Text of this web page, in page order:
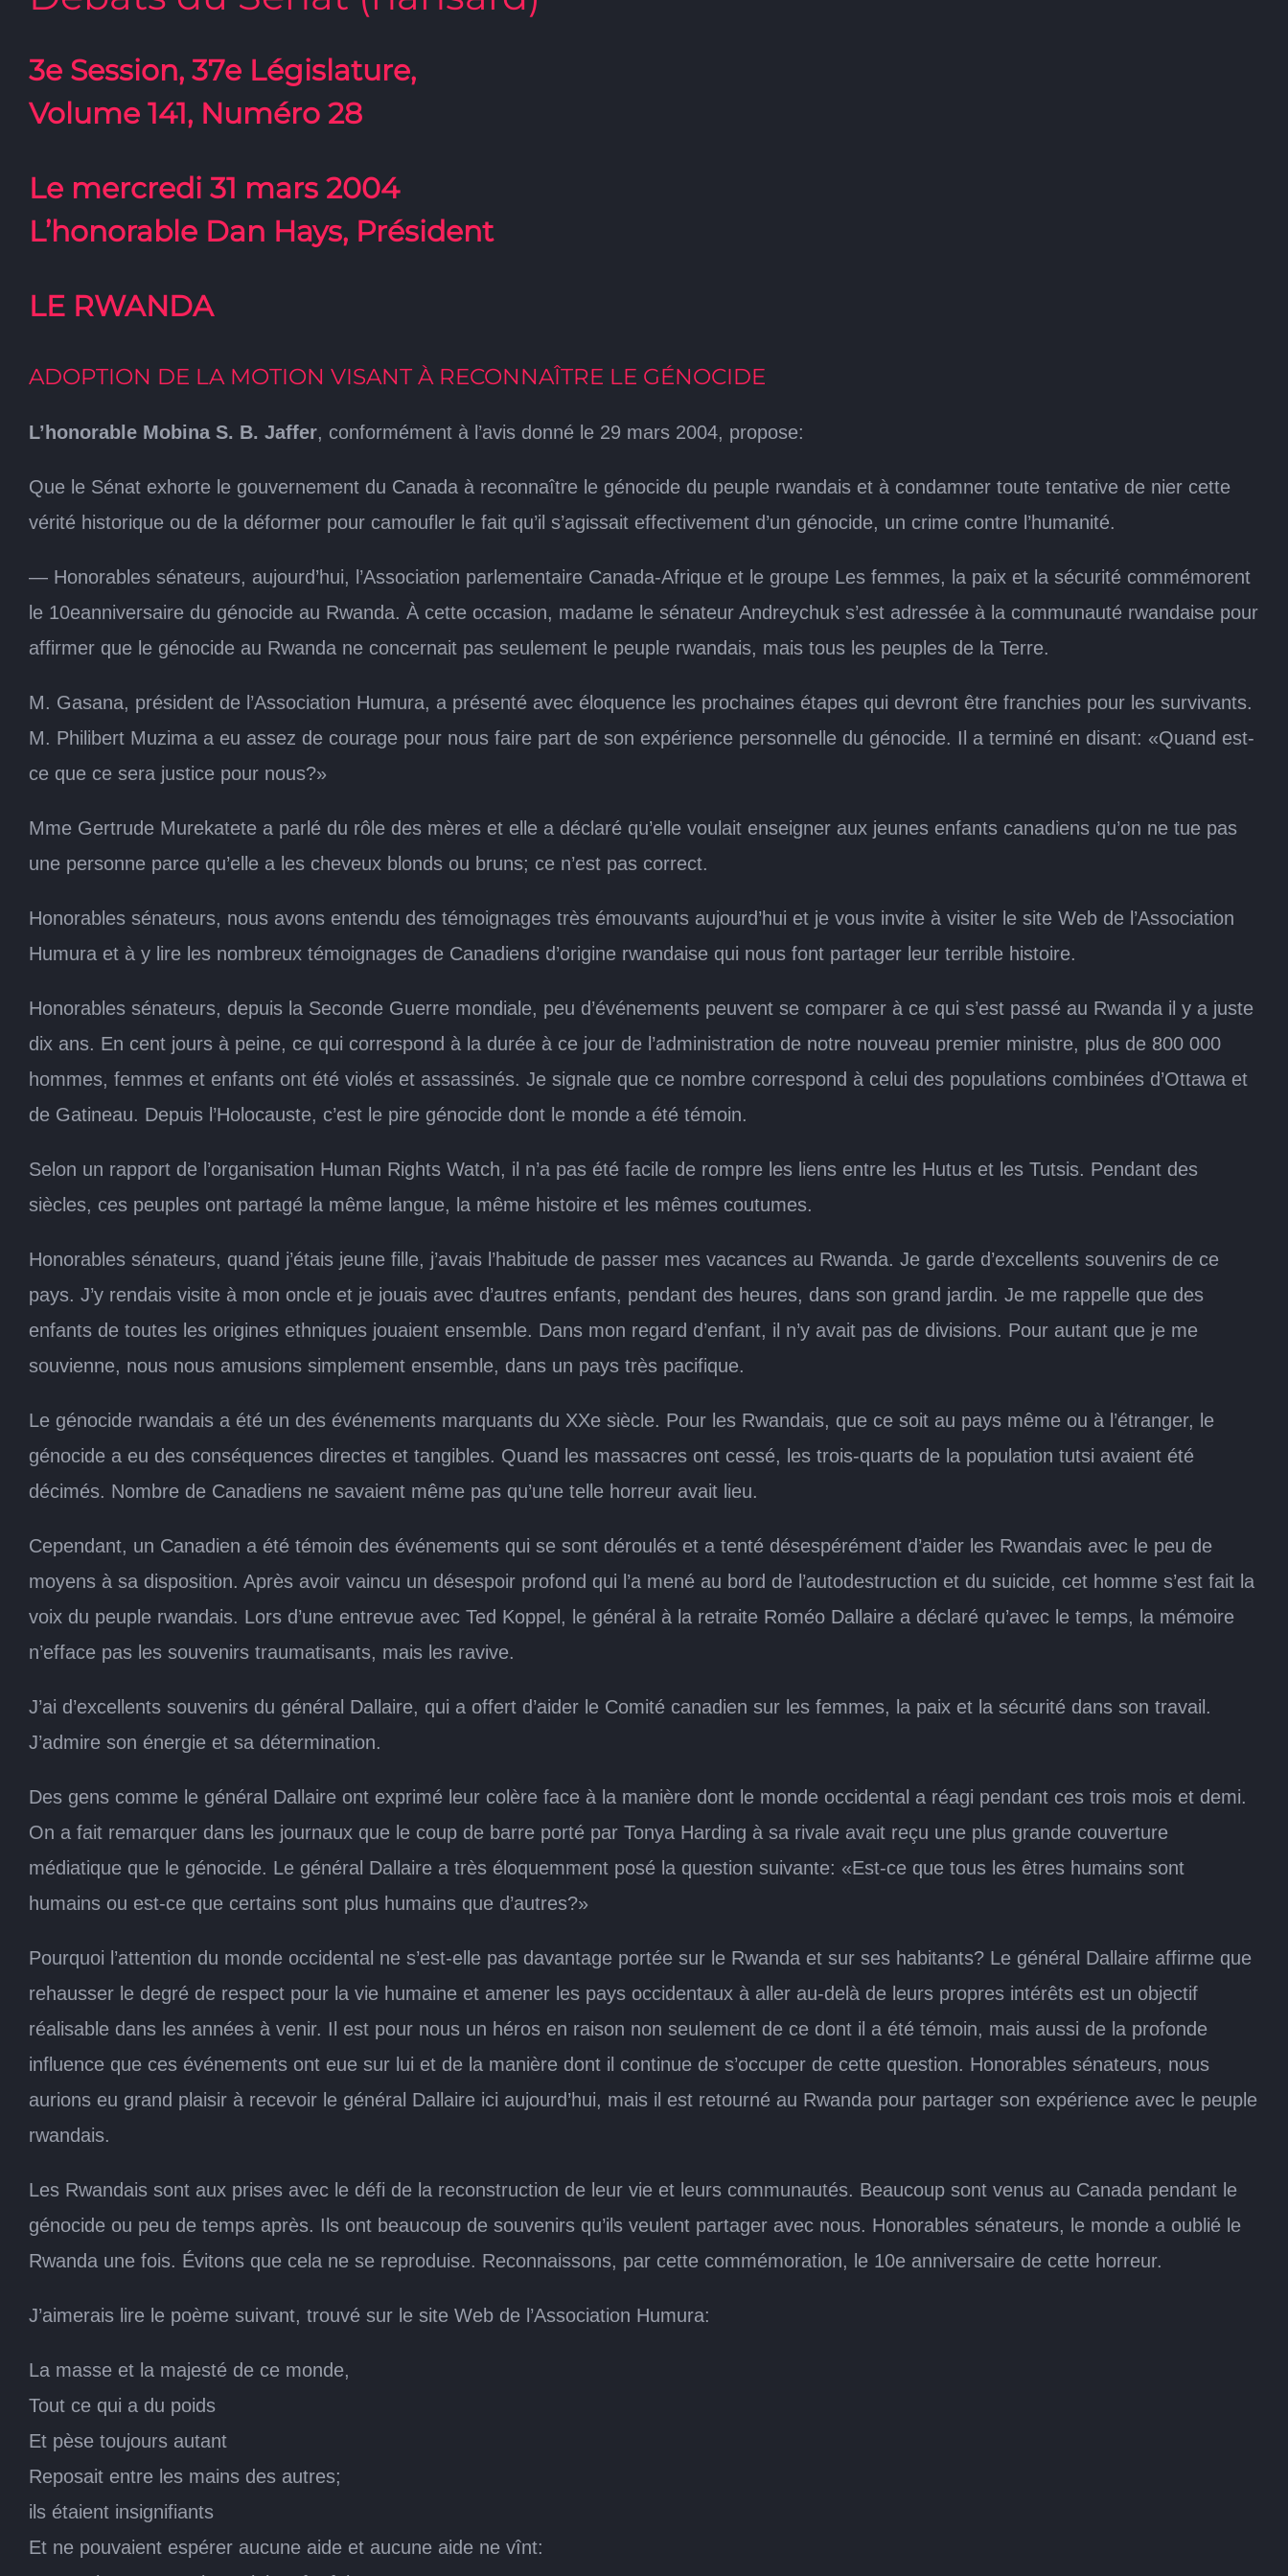
3e Session, 37e Législature,
Volume 141, Numéro 28
Le mercredi 31 mars 2004
L’honorable Dan Hays, Président
LE RWANDA
ADOPTION DE LA MOTION VISANT À RECONNAÎTRE LE GÉNOCIDE
L’honorable Mobina S. B. Jaffer, conformément à l’avis donné le 29 mars 2004, propose:
Que le Sénat exhorte le gouvernement du Canada à reconnaître le génocide du peuple rwandais et à condamner toute tentative de nier cette
vérité historique ou de la déformer pour camoufler le fait qu’il s’agissait effectivement d’un génocide, un crime contre l’humanité.
— Honorables sénateurs, aujourd’hui, l’Association parlementaire Canada-Afrique et le groupe Les femmes, la paix et la sécurité commémorent
le 10eanniversaire du génocide au Rwanda. À cette occasion, madame le sénateur Andreychuk s’est adressée à la communauté rwandaise pour
affirmer que le génocide au Rwanda ne concernait pas seulement le peuple rwandais, mais tous les peuples de la Terre.
M. Gasana, président de l’Association Humura, a présenté avec éloquence les prochaines étapes qui devront être franchies pour les survivants.
M. Philibert Muzima a eu assez de courage pour nous faire part de son expérience personnelle du génocide. Il a terminé en disant: «Quand est-
ce que ce sera justice pour nous?»
Mme Gertrude Murekatete a parlé du rôle des mères et elle a déclaré qu’elle voulait enseigner aux jeunes enfants canadiens qu’on ne tue pas
une personne parce qu’elle a les cheveux blonds ou bruns; ce n’est pas correct.
Honorables sénateurs, nous avons entendu des témoignages très émouvants aujourd’hui et je vous invite à visiter le site Web de l’Association
Humura et à y lire les nombreux témoignages de Canadiens d’origine rwandaise qui nous font partager leur terrible histoire.
Honorables sénateurs, depuis la Seconde Guerre mondiale, peu d’événements peuvent se comparer à ce qui s’est passé au Rwanda il y a juste
dix ans. En cent jours à peine, ce qui correspond à la durée à ce jour de l’administration de notre nouveau premier ministre, plus de 800 000
hommes, femmes et enfants ont été violés et assassinés. Je signale que ce nombre correspond à celui des populations combinées d’Ottawa et
de Gatineau. Depuis l’Holocauste, c’est le pire génocide dont le monde a été témoin.
Selon un rapport de l’organisation Human Rights Watch, il n’a pas été facile de rompre les liens entre les Hutus et les Tutsis. Pendant des
siècles, ces peuples ont partagé la même langue, la même histoire et les mêmes coutumes.
Honorables sénateurs, quand j’étais jeune fille, j’avais l’habitude de passer mes vacances au Rwanda. Je garde d’excellents souvenirs de ce
pays. J’y rendais visite à mon oncle et je jouais avec d’autres enfants, pendant des heures, dans son grand jardin. Je me rappelle que des
enfants de toutes les origines ethniques jouaient ensemble. Dans mon regard d’enfant, il n’y avait pas de divisions. Pour autant que je me
souvienne, nous nous amusions simplement ensemble, dans un pays très pacifique.
Le génocide rwandais a été un des événements marquants du XXe siècle. Pour les Rwandais, que ce soit au pays même ou à l’étranger, le
génocide a eu des conséquences directes et tangibles. Quand les massacres ont cessé, les trois-quarts de la population tutsi avaient été
décimés. Nombre de Canadiens ne savaient même pas qu’une telle horreur avait lieu.
Cependant, un Canadien a été témoin des événements qui se sont déroulés et a tenté désespérément d’aider les Rwandais avec le peu de
moyens à sa disposition. Après avoir vaincu un désespoir profond qui l’a mené au bord de l’autodestruction et du suicide, cet homme s’est fait la
voix du peuple rwandais. Lors d’une entrevue avec Ted Koppel, le général à la retraite Roméo Dallaire a déclaré qu’avec le temps, la mémoire
n’efface pas les souvenirs traumatisants, mais les ravive.
J’ai d’excellents souvenirs du général Dallaire, qui a offert d’aider le Comité canadien sur les femmes, la paix et la sécurité dans son travail.
J’admire son énergie et sa détermination.
Des gens comme le général Dallaire ont exprimé leur colère face à la manière dont le monde occidental a réagi pendant ces trois mois et demi.
On a fait remarquer dans les journaux que le coup de barre porté par Tonya Harding à sa rivale avait reçu une plus grande couverture
médiatique que le génocide. Le général Dallaire a très éloquemment posé la question suivante: «Est-ce que tous les êtres humains sont
humains ou est-ce que certains sont plus humains que d’autres?»
Pourquoi l’attention du monde occidental ne s’est-elle pas davantage portée sur le Rwanda et sur ses habitants? Le général Dallaire affirme que
rehausser le degré de respect pour la vie humaine et amener les pays occidentaux à aller au-delà de leurs propres intérêts est un objectif
réalisable dans les années à venir. Il est pour nous un héros en raison non seulement de ce dont il a été témoin, mais aussi de la profonde
influence que ces événements ont eue sur lui et de la manière dont il continue de s’occuper de cette question. Honorables sénateurs, nous
aurions eu grand plaisir à recevoir le général Dallaire ici aujourd’hui, mais il est retourné au Rwanda pour partager son expérience avec le peuple
rwandais.
Les Rwandais sont aux prises avec le défi de la reconstruction de leur vie et leurs communautés. Beaucoup sont venus au Canada pendant le
génocide ou peu de temps après. Ils ont beaucoup de souvenirs qu’ils veulent partager avec nous. Honorables sénateurs, le monde a oublié le
Rwanda une fois. Évitons que cela ne se reproduise. Reconnaissons, par cette commémoration, le 10e anniversaire de cette horreur.
J’aimerais lire le poème suivant, trouvé sur le site Web de l’Association Humura:
La masse et la majesté de ce monde,
Tout ce qui a du poids
Et pèse toujours autant
Reposait entre les mains des autres;
ils étaient insignifiants
Et ne pouvaient espérer aucune aide et aucune aide ne vînt: